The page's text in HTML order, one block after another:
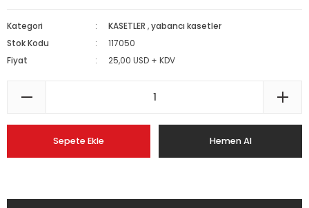
Kategori KASETLER ,yabancı kasetler
Stok Kodu
117050
Fiyat
25,00 USD + KDV
Sepete Ekle Hemen Al